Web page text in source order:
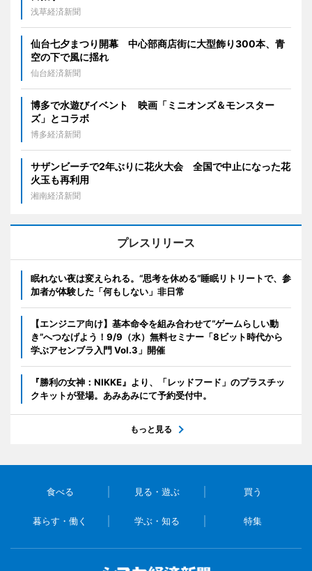
浅草経済新聞
仙台七夕まつり開幕 中心部商店街に大型飾り300本、青
空の下で風に揺れ
仙台経済新聞
博多で水遊びイベント 映画「ミニオンズ＆モンスター
ズ」とコラボ
博多経済新聞
サザンビーチで2年ぶりに花火大会 全国で中止になった花
火玉も再利用
湘南経済新聞
プレスリリース
眠れない夜は変えられる。“思考を休める”睡眠リトリートで、参
加者が体験した「何もしない」非日常
【エンジニア向け】基本命令を組み合わせて“ゲームらしい動
き”へつなげよう！9/9（水）無料セミナー「8ビット時代から
学ぶアセンブラ入門 Vol.3」開催
『勝利の女神：NIKKE』より、「レッドフード」のプラスチッ
クキットが登場。あみあみにて予約受付中。
もっと見る
食べる 見る・遊ぶ 買う
暮らす・働く 学ぶ・知る 特集